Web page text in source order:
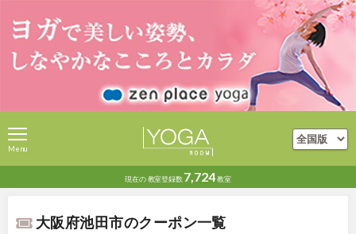
現在の教室登録数 7,724教室
Menu
大阪府池田市のクーポン一覧